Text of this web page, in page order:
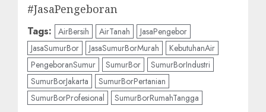
#JasaPengeboran
Tags: AirBersih AirTanah
JasaPengebor
JasaSumurBor
JasaSumurBorMurah
KebutuhanAir
PengeboranSumur
SumurBor
SumurBorIndustri
SumurBorJakarta
SumurBorPertanian
SumurBorProfesional
SumurBorRumahTangga